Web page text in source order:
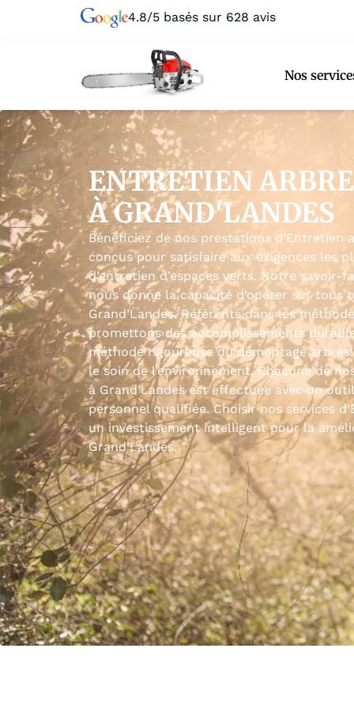
4.8/5 basés sur 628 avis
Nos
ENTRETIEN ARBRE
À GRAND'LANDES
Bénéficiez de nos prestations d’Entretien
conçus pour satisfaire aux exigences les
d’entretien d’espaces verts. Notre savoir-
nous donne la capacité d’opérer sur tous
Grand’Landes. Référents dans les
promettons des accomplissements
méthode rigoureuse du démontage
le soin de l’environnement. Chacune de
à Grand’Landes est effectuée avec un
personnel qualifiée. Choisir nos services
un investissement intelligent pour la
Grand’Landes.